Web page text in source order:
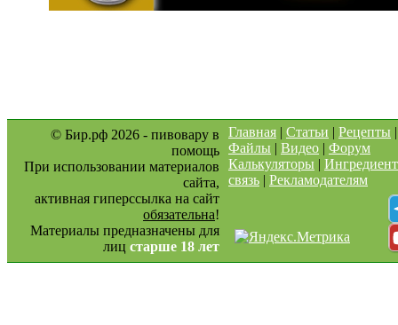
© Бир.рф 2026 - пивовару в
помощь
При использовании материалов
сайта,
активная гиперссылка на сайт
обязательна!
Материалы предназначены для
лиц старше 18 лет
Главная | Статьи | Рецепты
Файлы | Видео | Форум
Калькуляторы |
связь | Рекламодателям